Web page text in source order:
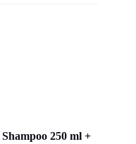
250 ml +